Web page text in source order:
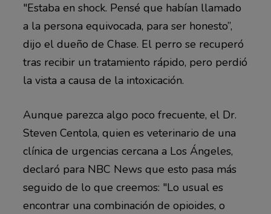
"Estaba en shock. Pensé que habían llamado
a la persona equivocada, para ser honesto”,
dijo el dueño de Chase. El perro se recuperó
tras recibir un tratamiento rápido, pero perdió
la vista a causa de la intoxicación.
Aunque parezca algo poco frecuente, el Dr.
Steven Centola, quien es veterinario de una
clínica de urgencias cercana a Los Ángeles,
declaró para NBC News que esto pasa más
seguido de lo que creemos: "Lo usual es
encontrar una combinación de opioides, o